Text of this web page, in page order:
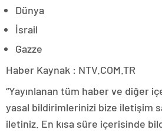
Dünya
İsrail
Gazze
Haber Kaynak : NTV.COM.TR
“Yayınlanan tüm haber ve diğer
yasal bildirimlerinizi bize iletişim
iletiniz. En kısa süre içerisinde